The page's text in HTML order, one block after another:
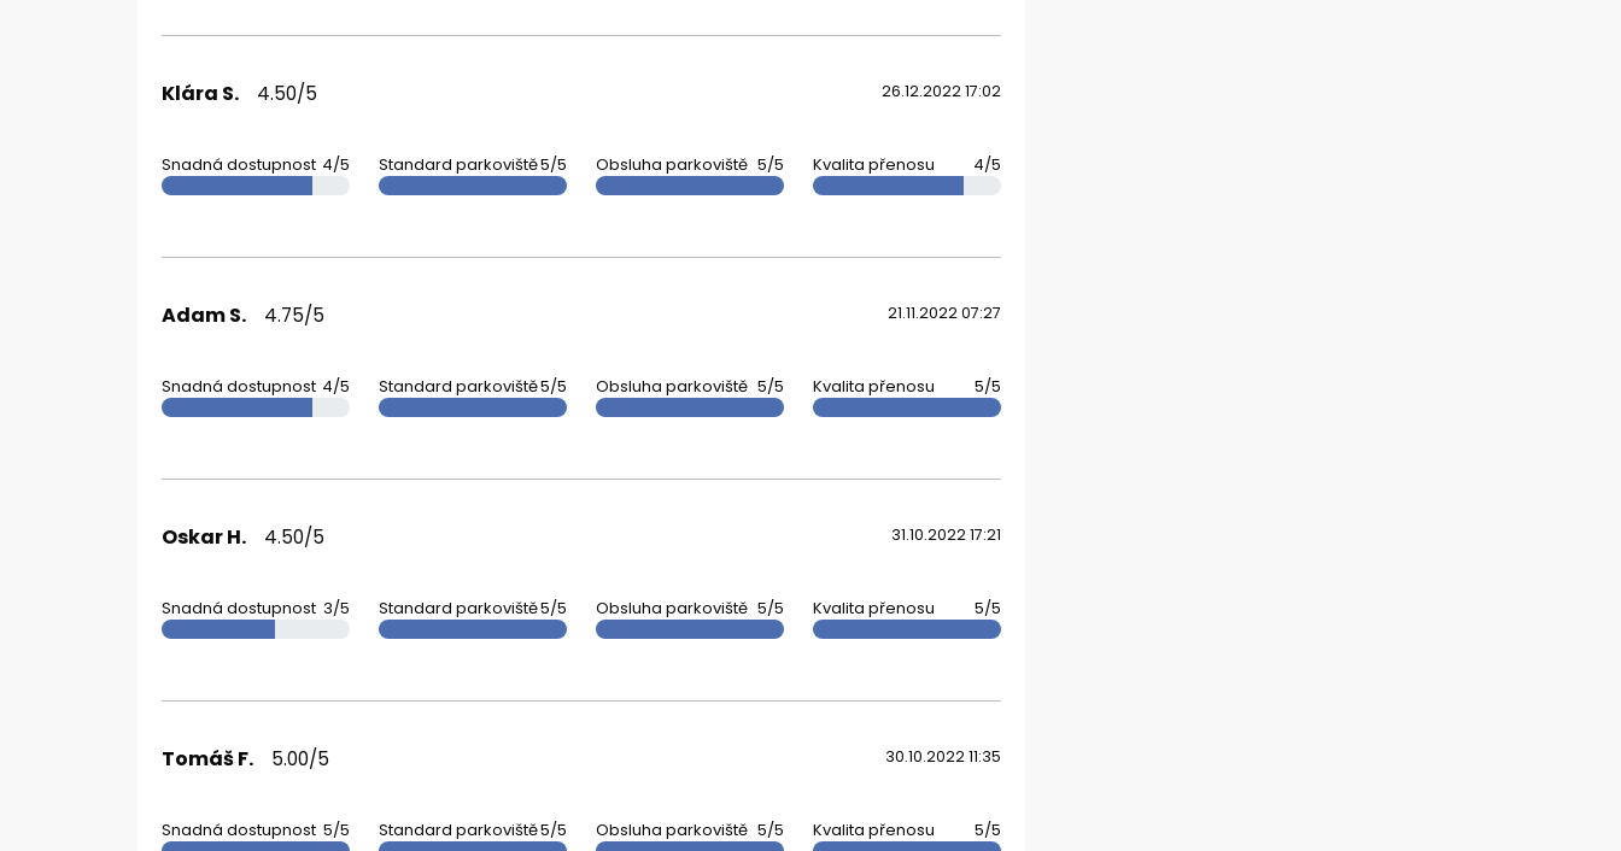
Klára S. 4.50/5 26.12.2022 17:02
Snadná dostupnost 4/5 Standard parkoviště5/5 Obsluha parkoviště 5/5 Kvalita přenosu 4/5
Adam S. 4.75/5 21.11.2022 07:27
Snadná dostupnost 4/5 Standard parkoviště5/5 Obsluha parkoviště 5/5 Kvalita přenosu 5/5
Oskar H. 4.50/5 31.10.2022 17:21
Snadná dostupnost 3/5 Standard parkoviště5/5 Obsluha parkoviště 5/5 Kvalita přenosu 5/5
Tomáš F. 5.00/5 30.10.2022 11:35
Snadná dostupnost 5/5 Standard parkoviště5/5 Obsluha parkoviště 5/5 Kvalita přenosu 5/5